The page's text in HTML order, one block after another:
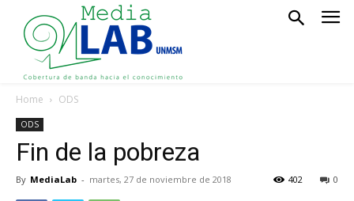
Home ODS
ODS
Fin de la pobreza
By MediaLab - martes, 27 de noviembre de 2018 0
402